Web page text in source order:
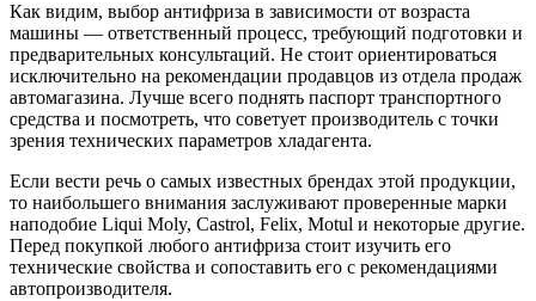
Как видим, выбор антифриза в зависимости от возраста
машины — ответственный процесс, требующий подготовки и
предварительных консультаций. Не стоит ориентироваться
исключительно на рекомендации продавцов из отдела продаж
автомагазина. Лучше всего поднять паспорт транспортного
средства и посмотреть, что советует производитель с точки
зрения технических параметров хладагента.
Если вести речь о самых известных брендах этой продукции,
то наибольшего внимания заслуживают проверенные марки
наподобие Liqui Moly, Castrol, Felix, Motul и некоторые другие.
Перед покупкой любого антифриза стоит изучить его
технические свойства и сопоставить его с рекомендациями
автопроизводителя.